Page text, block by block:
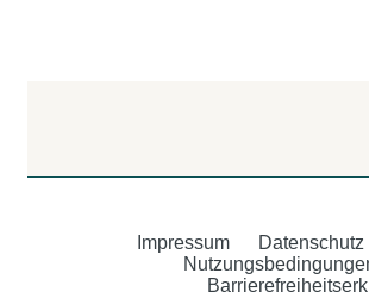
Impressum